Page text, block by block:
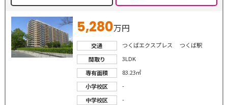
5,280万円
交通
つくばエクスプレス つくば駅
間取り
3LDK
専有面積
83.23㎡
小学校区
-
中学校区
-